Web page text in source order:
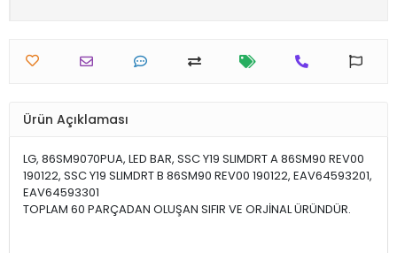
Ürün Açıklaması
LG, 86SM9070PUA, LED BAR, SSC Y19 SLIMDRT A 86SM90 REV00
190122, SSC Y19 SLIMDRT B 86SM90 REV00 190122, EAV64593201,
EAV64593301
TOPLAM 60 PARÇADAN OLUŞAN SIFIR VE ORJİNAL ÜRÜNDÜR.